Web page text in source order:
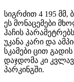
სიგრძით 4 195 მმ,
ეს მონაცემები
ჰაჩის
უკანა კარი და
სკამები ცით
დაჯდომა კი
პარკინგში.